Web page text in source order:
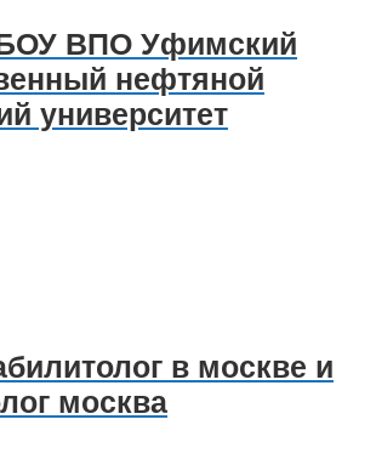
ВПО Уфимский
нефтяной
университет
в москве и
москва